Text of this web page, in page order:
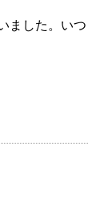
ました。いつ